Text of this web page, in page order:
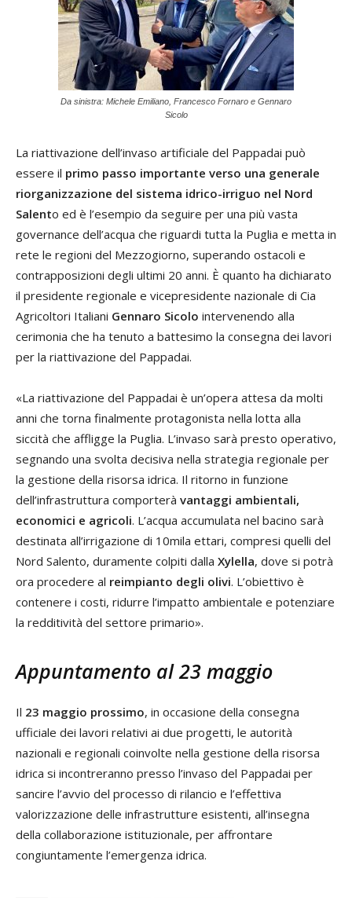
Da sinistra: Michele Emiliano, Francesco Fornaro e Gennaro
Sicolo
La riattivazione dell’invaso artificiale del Pappadai può
essere il primo passo importante verso una generale
riorganizzazione del sistema idrico-irriguo nel Nord
Salento ed è l’esempio da seguire per una più vasta
governance dell’acqua che riguardi tutta la Puglia e metta in
rete le regioni del Mezzogiorno, superando ostacoli e
contrapposizioni degli ultimi 20 anni. È quanto ha dichiarato
il presidente regionale e vicepresidente nazionale di Cia
Agricoltori Italiani Gennaro Sicolo intervenendo alla
cerimonia che ha tenuto a battesimo la consegna dei lavori
per la riattivazione del Pappadai.
«La riattivazione del Pappadai è un’opera attesa da molti
anni che torna finalmente protagonista nella lotta alla
siccità che affligge la Puglia. L’invaso sarà presto operativo,
segnando una svolta decisiva nella strategia regionale per
la gestione della risorsa idrica. Il ritorno in funzione
dell’infrastruttura comporterà vantaggi ambientali,
economici e agricoli. L’acqua accumulata nel bacino sarà
destinata all’irrigazione di 10mila ettari, compresi quelli del
Nord Salento, duramente colpiti dalla Xylella, dove si potrà
ora procedere al reimpianto degli olivi. L’obiettivo è
contenere i costi, ridurre l’impatto ambientale e potenziare
la redditività del settore primario».
Appuntamento al 23 maggio
Il 23 maggio prossimo, in occasione della consegna
ufficiale dei lavori relativi ai due progetti, le autorità
nazionali e regionali coinvolte nella gestione della risorsa
idrica si incontreranno presso l’invaso del Pappadai per
sancire l’avvio del processo di rilancio e l’effettiva
valorizzazione delle infrastrutture esistenti, all’insegna
della collaborazione istituzionale, per affrontare
congiuntamente l’emergenza idrica.